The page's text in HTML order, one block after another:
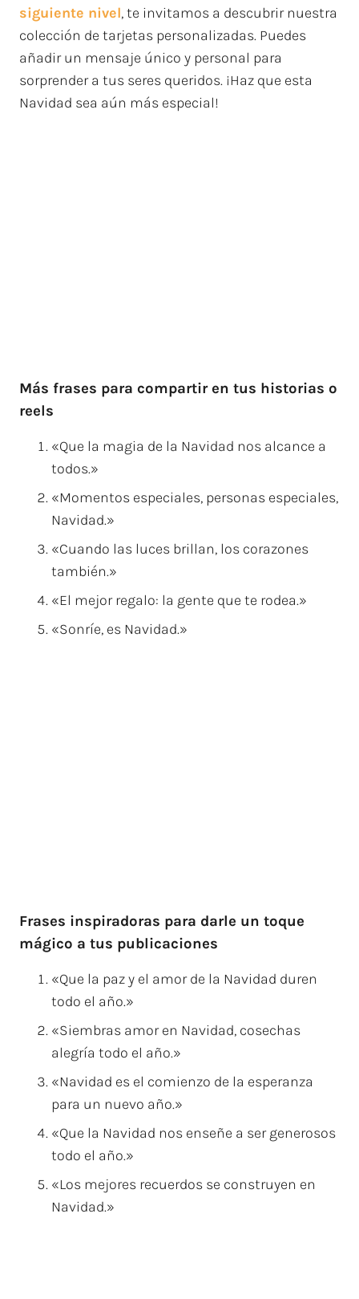
siguiente nivel, te invitamos a descubrir nuestra
colección de tarjetas personalizadas. Puedes
añadir un mensaje único y personal para
sorprender a tus seres queridos. ¡Haz que esta
Navidad sea aún más especial!
Más frases para compartir en tus historias o
reels
«Que la magia de la Navidad nos alcance a
todos.»
«Momentos especiales, personas especiales,
Navidad.»
«Cuando las luces brillan, los corazones
también.»
«El mejor regalo: la gente que te rodea.»
«Sonríe, es Navidad.»
Frases inspiradoras para darle un toque
mágico a tus publicaciones
«Que la paz y el amor de la Navidad duren
todo el año.»
«Siembras amor en Navidad, cosechas
alegría todo el año.»
«Navidad es el comienzo de la esperanza
para un nuevo año.»
«Que la Navidad nos enseñe a ser generosos
todo el año.»
«Los mejores recuerdos se construyen en
Navidad.»